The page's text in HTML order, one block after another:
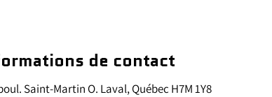
de contact
Saint-Martin O. Laval, Québec H7M 1Y8